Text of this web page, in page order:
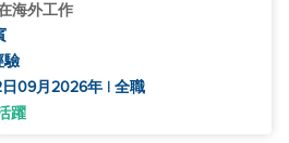
海外工作
驗
09月2026年 | 全職
躍